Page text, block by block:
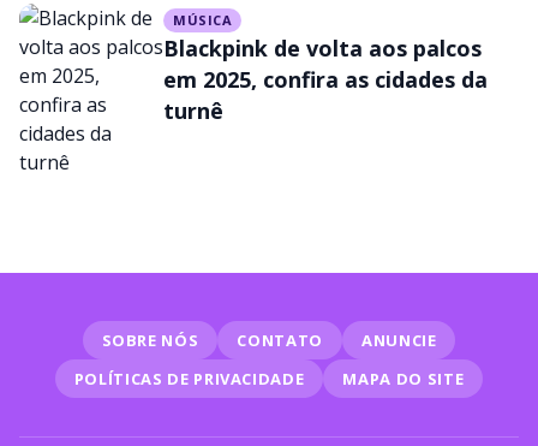
MÚSICA
Blackpink de volta aos palcos
em 2025, confira as cidades da
turnê
SOBRE NÓS CONTATO
ANUNCIE
POLÍTICAS DE PRIVACIDADE
MAPA DO SITE